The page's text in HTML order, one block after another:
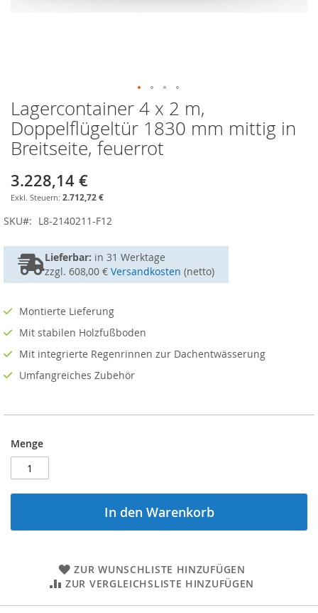
Zum
Anfang
der
Bildgalerie
Lagercontainer 4 x 2 m,
Doppelflügeltür 1830 mm mittig in
Breitseite, feuerrot
3.228,14 €
2.712,72 €
SKU L8-2140211-F12
Lieferbar: in 31 Werktage
zzgl. 608,00 € Versandkosten (netto)
Montierte Lieferung
Mit stabilen Holzfußboden
Mit integrierte Regenrinnen zur Dachentwässerung
Umfangreiches Zubehör
Menge
In den Warenkorb
ZUR WUNSCHLISTE HINZUFÜGEN
ZUR VERGLEICHSLISTE HINZUFÜGEN